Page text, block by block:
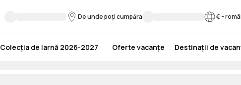
De unde poți cumpăra € -
Colecția de Iarnă 2026-2027 Oferte vacanțe Destinații de